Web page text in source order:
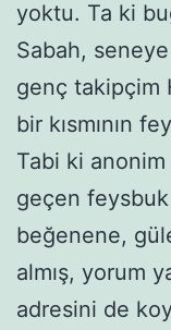
yoktu. Ta ki
Sabah,
genç takipçim
bir kısmının
Tabi ki anonim
geçen feysbuk
beğenene,
almış, yorum
adresini de